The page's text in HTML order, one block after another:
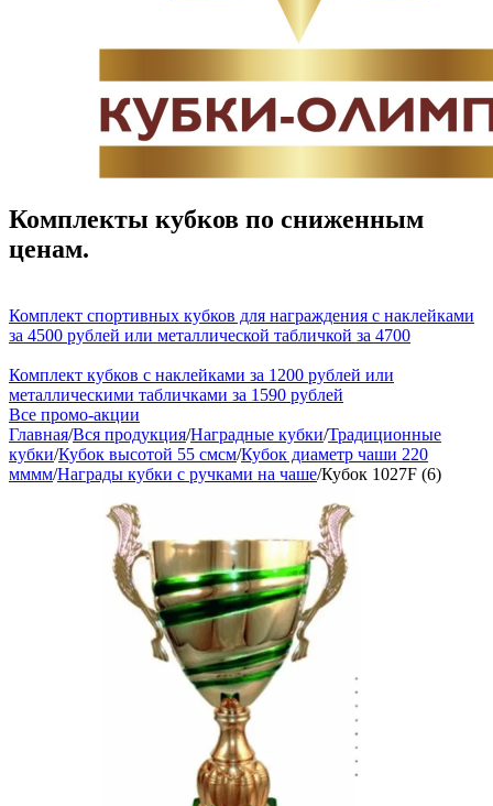
Комплекты кубков по сниженным
ценам.
Комплект спортивных кубков для награждения с наклейками
за 4500 рублей или металлической табличкой за 4700
Комплект кубков с наклейками за 1200 рублей или
металлическими табличками за 1590 рублей
Все промо-акции
Главная/Вся продукция/Наградные кубки/Традиционные
кубки/Кубок высотой 55 смсм/Кубок диаметр чаши 220
мммм/Награды кубки с ручками на чаше/Кубок 1027F (6)